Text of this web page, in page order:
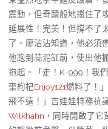
震動，但奇蹟般地擋住了
延展性！完美！但撐不了
了。廖沾沾知道，他必須
他跑到蒜泥缸前，使出他
抱起。「走！K-999！我
棗枸杞Enjoy121燃料了！
飛不遠！」吉娃娃特務抗
Wilkhahn ，同時開啟了它